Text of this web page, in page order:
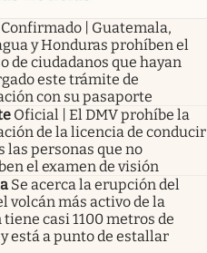
Confirmado | Guatemala,
y Honduras prohíben el
de ciudadanos que hayan
este trámite de
con su pasaporte
Oficial | El DMV prohíbe la
de la licencia de conducir
las personas que no
el examen de visión
Se acerca la erupción del
volcán más activo de la
casi 1100 metros de
está a punto de estallar